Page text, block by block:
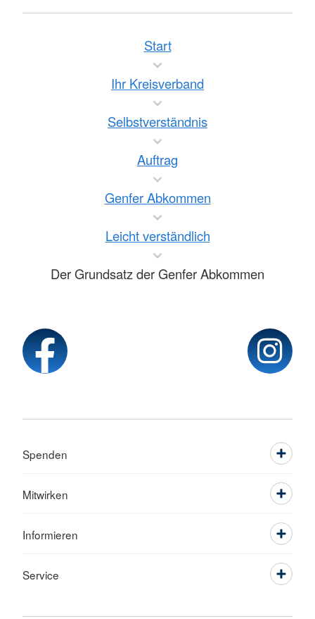
Start
Ihr Kreisverband
Selbstverständnis
Auftrag
Genfer Abkommen
Leicht verständlich
Der Grundsatz der Genfer Abkommen
Spenden
Mitwirken
Informieren
Service